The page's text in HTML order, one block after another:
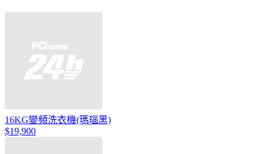
16KG變頻洗衣機(瑪瑙黑)
$19,900